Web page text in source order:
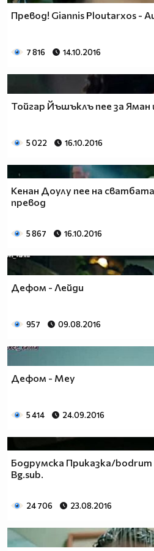
Превод! Giannis Ploutarxos -
7 816 14.10.2016
Тойгар Йъшъклъ пее за Яман
5 022 16.10.2016
Кенан Доулу пее на
превод
5 867 16.10.2016
Дефом - Лейди
957 09.08.2016
Дефом - Мey
5 414 24.09.2016
Бодрумска Приказка/bodrum
Bg.sub.
24 706 23.08.2016